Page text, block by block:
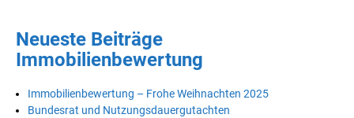
Neueste Beiträge
Immobilienbewertung
Immobilienbewertung – Frohe Weihnachten 2025
Bundesrat und Nutzungsdauergutachten